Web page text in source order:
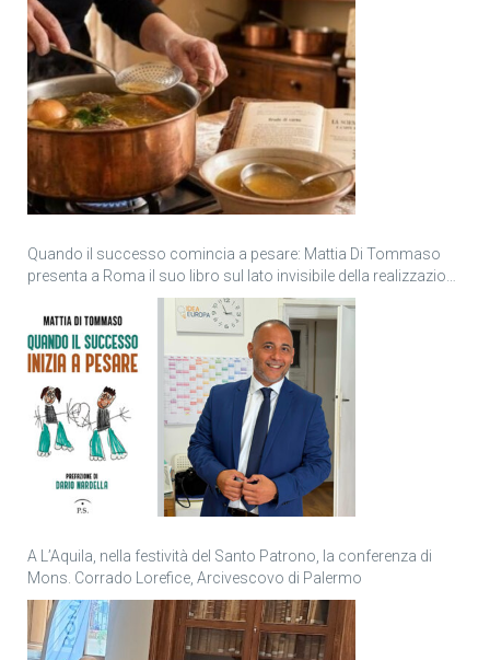
Quando il successo comincia a pesare: Mattia Di Tommaso
presenta a Roma il suo libro sul lato invisibile della realizzazione
A L’Aquila, nella festività del Santo Patrono, la conferenza di
Mons. Corrado Lorefice, Arcivescovo di Palermo